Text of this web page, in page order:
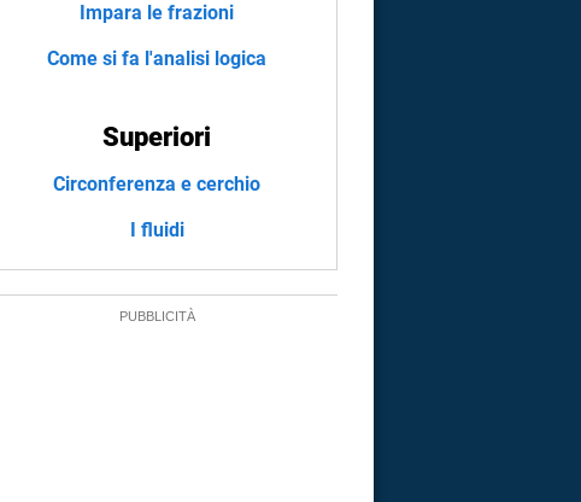
Impara le frazioni
Come si fa l'analisi logica
Superiori
Circonferenza e cerchio
I fluidi